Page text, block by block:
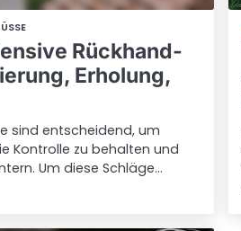
Rückhand-
Erholung,
sind entscheidend, um
Kontrolle zu behalten und
Um diese Schläge…